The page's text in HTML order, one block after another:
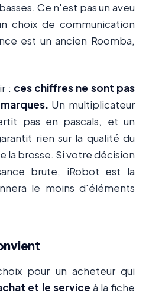
Ce n'est pas un aveu
choix de communication
est un ancien Roomba,
: ces chiffres ne sont pas
Un multiplicateur
pas en pascals, et un
rien sur la qualité du
la brosse. Si votre décision
brute, iRobot est la
le moins d'éléments
pour un acheteur qui
et le service à la fiche